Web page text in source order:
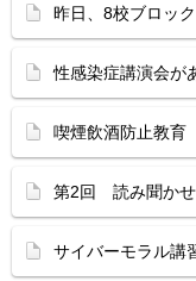
昨日、8校ブロ
性感染症講演会が
喫煙飲酒防止教育
第2回 読み聞か
サイバーモラル